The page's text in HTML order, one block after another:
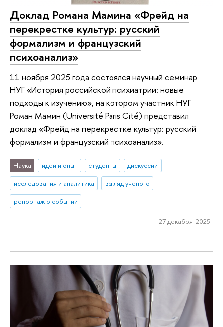
Доклад Романа Мамина «Фрейд на
перекрестке культур: русский
формализм и французский
психоанализ»
11 ноября 2025 года состоялся научный семинар
НУГ «История российской психиатрии: новые
подходы к изучению», на котором участник НУГ
Роман Мамин (Université Paris Cité) представил
доклад «Фрейд на перекрестке культур: русский
формализм и французский психоанализ».
Наука идеи и опыт студенты
дискуссии
исследования и аналитика
взгляд ученого
репортаж о событии
27 декабря 2025